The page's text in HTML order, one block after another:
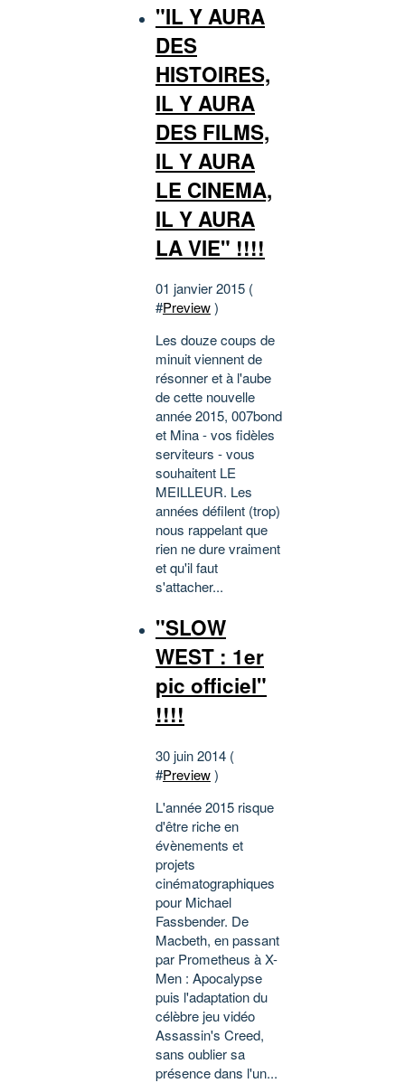
"IL Y AURA
DES
HISTOIRES,
IL Y AURA
DES FILMS,
IL Y AURA
LE CINEMA,
IL Y AURA
LA VIE" !!!!
01 janvier 2015 (
#Preview)
Les douze coups de
minuit viennent de
résonner et à l'aube
de cette nouvelle
année 2015, 007bond
et Mina - vos fidèles
serviteurs - vous
souhaitent LE
MEILLEUR. Les
années défilent (trop)
nous rappelant que
rien ne dure vraiment
et qu'il faut
s'attacher...
"SLOW
WEST : 1er
pic officiel"
!!!!
30 juin 2014 (
#Preview)
L'année 2015 risque
d'être riche en
évènements et
projets
cinématographiques
pour Michael
Fassbender. De
Macbeth, en passant
par Prometheus à X-
Men : Apocalypse
puis l'adaptation du
célèbre jeu vidéo
Assassin's Creed,
sans oublier sa
présence dans l'un...